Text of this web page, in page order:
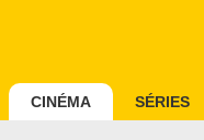
CINÉMA SÉRIES